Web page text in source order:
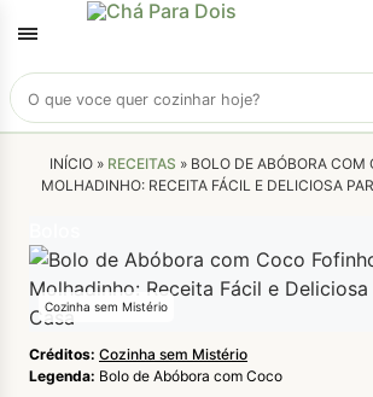
Buscar
receitas
INÍCIO » RECEITAS » BOLO DE ABÓBORA COM
MOLHADINHO: RECEITA FÁCIL E DELICIOSA
Cozinha sem Mistério
Créditos: Cozinha sem Mistério
Legenda: Bolo de Abóbora com Coco